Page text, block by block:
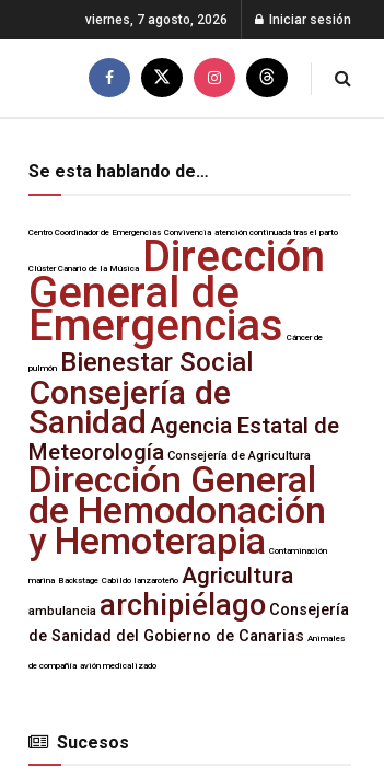
viernes, 7 agosto, 2026 Iniciar sesión
Se esta hablando de…
Centro Coordinador de Emergencias Convivencia atención continuada tras el parto
Clúster Canario de la Música Dirección
General de
Emergencias Cáncer de
pulmón Bienestar Social
Consejería de
Sanidad Agencia Estatal de
Meteorología Consejería de Agricultura
Dirección General
de Hemodonación
y Hemoterapia Contaminación
marina Backstage Cabildo lanzaroteño Agricultura
ambulancia archipiélago Consejería
de Sanidad del Gobierno de Canarias Animales
de compañía avión medicalizado
Sucesos
SUCESOS